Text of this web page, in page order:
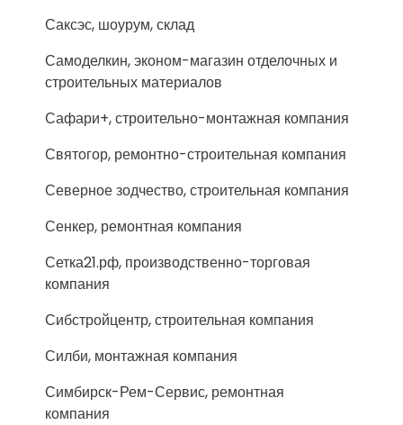
Саксэс, шоурум, склад
Самоделкин, эконом-магазин отделочных и
строительных материалов
Сафари+, строительно-монтажная компания
Святогор, ремонтно-строительная компания
Северное зодчество, строительная компания
Сенкер, ремонтная компания
Сетка21.рф, производственно-торговая
компания
Сибстройцентр, строительная компания
Силби, монтажная компания
Симбирск-Рем-Сервис, ремонтная
компания